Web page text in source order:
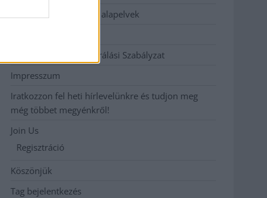
Etikai és függetlenségi alapelvek
Hozzászólási és Moderálási Szabályzat
Impresszum
Iratkozzon fel heti hírlevelünkre és tudjon meg
még többet megyénkről!
Join Us
Regisztráció
Köszönjük
Tag bejelentkezés